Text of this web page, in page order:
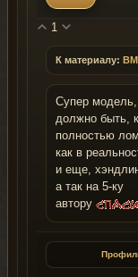
1
К материалу:
Супер модель,
должно быть,
полностью
как в
и еще,
а так на 5-ку
автору